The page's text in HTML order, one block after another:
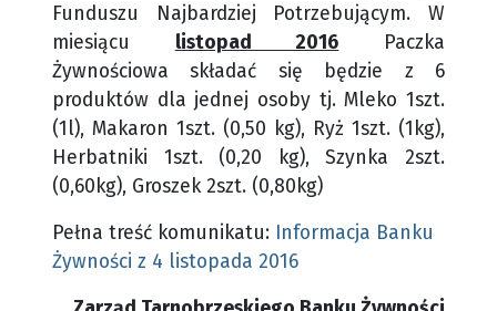
Funduszu Najbardziej Potrzebującym. W
miesiącu listopad 2016 Paczka
Żywnościowa składać się będzie z 6
produktów dla jednej osoby tj. Mleko 1szt.
(1l), Makaron 1szt. (0,50 kg), Ryż 1szt. (1kg),
Herbatniki 1szt. (0,20 kg), Szynka 2szt.
(0,60kg), Groszek 2szt. (0,80kg)
Pełna treść komunikatu: Informacja Banku
Żywności z 4 listopada 2016